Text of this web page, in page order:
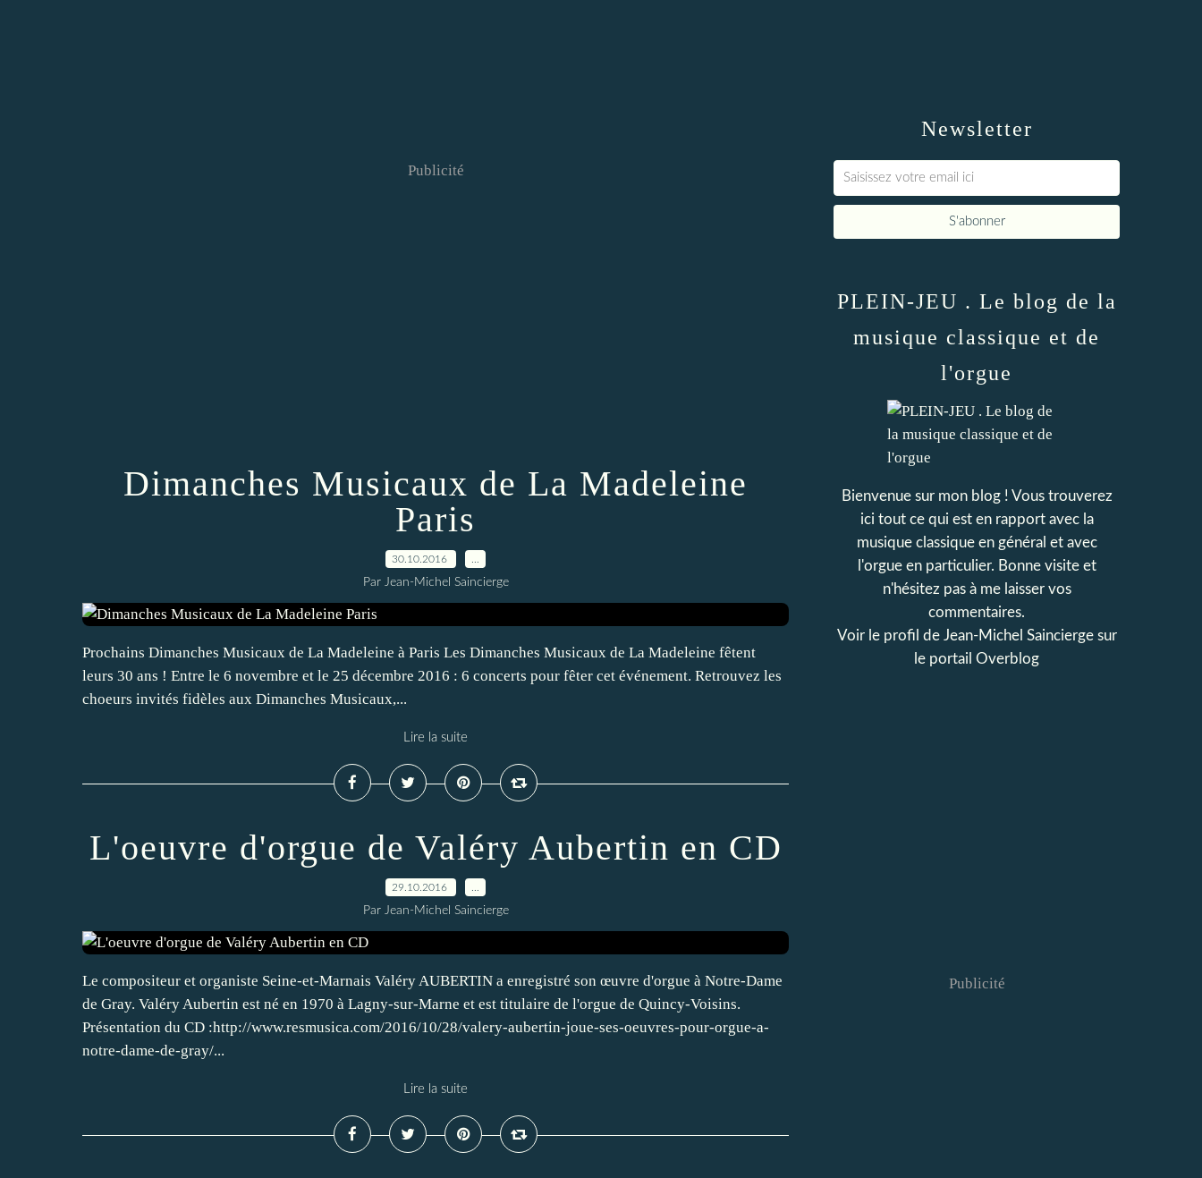
Publicité
Dimanches Musicaux de La Madeleine
Paris
30.10.2016
Par Jean-Michel Saincierge
Prochains Dimanches Musicaux de La Madeleine à Paris Les Dimanches Musicaux de La Madeleine fêtent
leurs 30 ans ! Entre le 6 novembre et le 25 décembre 2016 : 6 concerts pour fêter cet événement. Retrouvez les
choeurs invités fidèles aux Dimanches Musicaux,...
Lire la suite
L'oeuvre d'orgue de Valéry Aubertin en CD
29.10.2016
Par Jean-Michel Saincierge
Le compositeur et organiste Seine-et-Marnais Valéry AUBERTIN a enregistré son œuvre d'orgue à Notre-Dame
de Gray. Valéry Aubertin est né en 1970 à Lagny-sur-Marne et est titulaire de l'orgue de Quincy-Voisins.
Présentation du CD :http://www.resmusica.com/2016/10/28/valery-aubertin-joue-ses-oeuvres-pour-orgue-a-
notre-dame-de-gray/...
Lire la suite
Newsletter
PLEIN-JEU . Le blog de la
musique classique et de
l'orgue
Bienvenue sur mon blog ! Vous trouverez
ici tout ce qui est en rapport avec la
musique classique en général et avec
l'orgue en particulier. Bonne visite et
n'hésitez pas à me laisser vos
commentaires.
Voir le profil de Jean-Michel Sainciergesur
le portail Overblog
Publicité